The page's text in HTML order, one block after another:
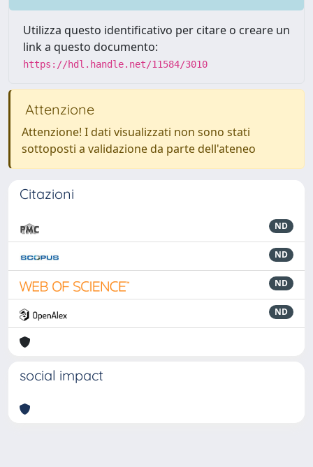
Utilizza questo identificativo per citare o creare un
link a questo documento:
https://hdl.handle.net/11584/3010
Attenzione
Attenzione! I dati visualizzati non sono stati
sottoposti a validazione da parte dell'ateneo
Citazioni
ND
ND
ND
ND
social impact